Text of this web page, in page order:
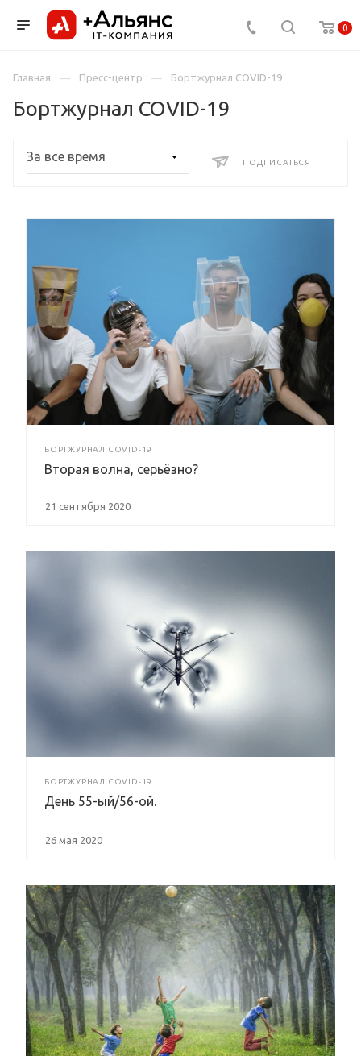
0
Главная Пресс-центр Бортжурнал COVID-19
Бортжурнал COVID-19
ПОДПИСАТЬСЯ
БОРТЖУРНАЛ COVID-19
Вторая волна, серьёзно?
21 сентября 2020
БОРТЖУРНАЛ COVID-19
День 55-ый/56-ой.
26 мая 2020